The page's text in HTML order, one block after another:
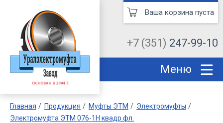
+7 (351) 247-99-10
Ваша корзина пуста
Меню
Главная Продукция Муфты ЭТМ
Электромуфты
Электромуфта ЭТМ 076-1Н квадр.фл.